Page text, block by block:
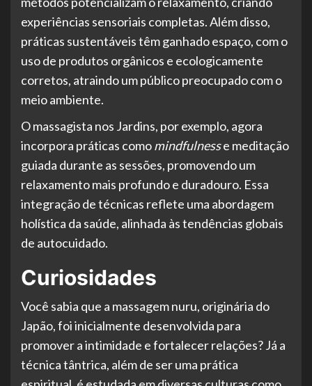
experiências sensoriais completas. Além disso,
práticas sustentáveis têm ganhado espaço, com o
uso de produtos orgânicos e ecologicamente
corretos, atraindo um público preocupado com o
meio ambiente.
O massagista nos Jardins, por exemplo, agora
incorpora práticas comomindfulnesse meditação
guiada durante as sessões, promovendo um
relaxamento mais profundo e duradouro. Essa
integração de técnicas reflete uma abordagem
holística da saúde, alinhada às tendências globais
de autocuidado.
Curiosidades
Você sabia que a massagem nuru, originária do
Japão, foi inicialmente desenvolvida para
promover a intimidade e fortalecer relações? Já a
técnica tântrica, além de ser uma prática